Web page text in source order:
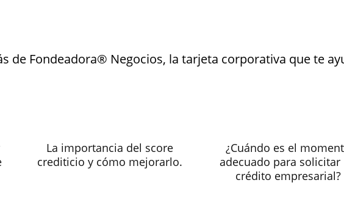
de Fondeadora® Negocios, la tarjeta corporativa que te
La importancia del score
crediticio y cómo mejorarlo.
¿Cuándo es el
adecuado para solicitar
crédito empresarial?